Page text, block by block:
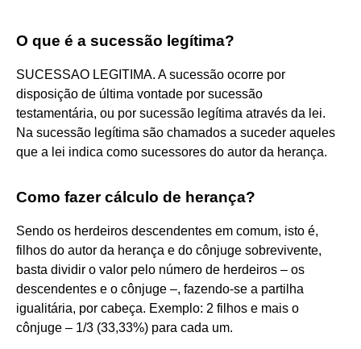
O que é a sucessão legítima?
SUCESSAO LEGITIMA. A sucessão ocorre por
disposição de última vontade por sucessão
testamentária, ou por sucessão legítima através da lei.
Na sucessão legítima são chamados a suceder aqueles
que a lei indica como sucessores do autor da herança.
Como fazer cálculo de herança?
Sendo os herdeiros descendentes em comum, isto é,
filhos do autor da herança e do cônjuge sobrevivente,
basta dividir o valor pelo número de herdeiros – os
descendentes e o cônjuge –, fazendo-se a partilha
igualitária, por cabeça. Exemplo: 2 filhos e mais o
cônjuge – 1/3 (33,33%) para cada um.